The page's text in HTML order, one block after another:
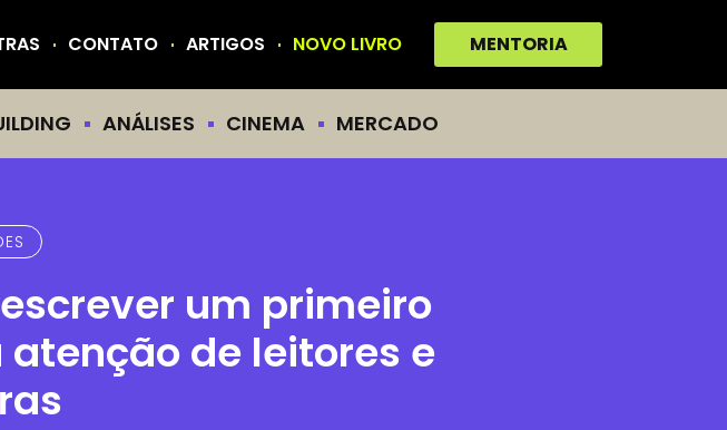
CONTATO ARTIGOS NOVO LIVRO MENTORIA
ANÁLISES CINEMA MERCADO
um primeiro
de leitores e